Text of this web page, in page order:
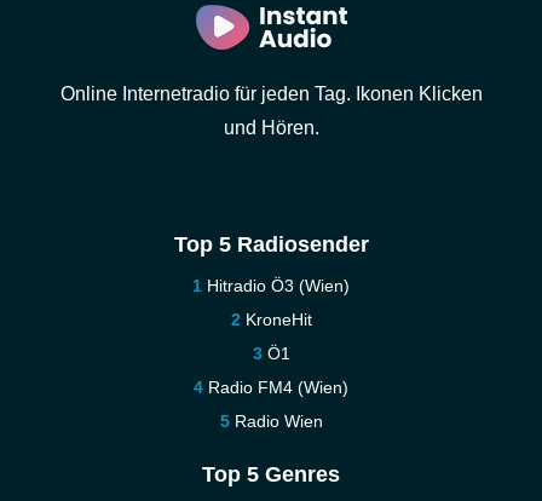
Online Internetradio für jeden Tag. Ikonen Klicken
und Hören.
Top 5 Radiosender
Hitradio Ö3 (Wien)
KroneHit
Ö1
Radio FM4 (Wien)
Radio Wien
Top 5 Genres